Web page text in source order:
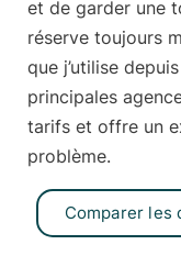
et de garder une
réserve toujours
que j’utilise
principales
tarifs et offre un
problème.
Comparer les